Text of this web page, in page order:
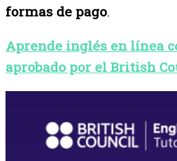
formas de pago.
Aprende inglés en línea
aprobado por el British